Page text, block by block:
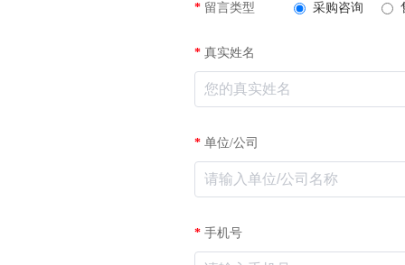
* 留言类型 采购咨询
* 真实姓名
* 单位/公司
* 手机号